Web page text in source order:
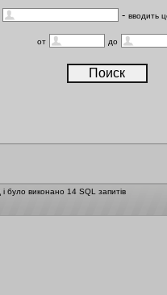
-вводить
от до
було виконано 14 SQL запитів